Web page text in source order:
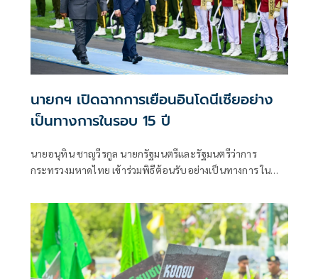
นายกฯ เปิดฉากการเยือนอินโดนีเซียอย่าง
เป็นทางการในรอบ 15 ปี
นายอนุทิน ชาญวีรกูล นายกรัฐมนตรีและรัฐมนตรีว่าการ
กระทรวงมหาดไทย เข้าร่วมพิธีต้อนรับอย่างเป็นทางการ ใน